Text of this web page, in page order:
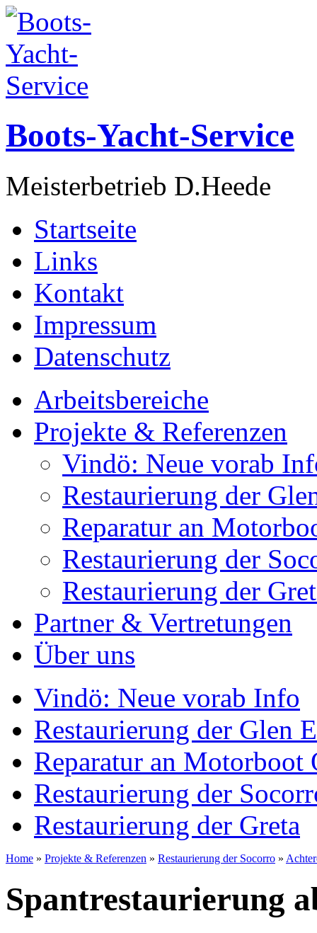
Boots-Yacht-Service
Meisterbetrieb D.Heede
Startseite
Links
Kontakt
Impressum
Datenschutz
Arbeitsbereiche
Projekte & Referenzen
Vindö: Neue vorab
Restaurierung der
Reparatur an
Restaurierung der
Restaurierung der
Partner & Vertretungen
Über uns
Vindö: Neue vorab Info
Restaurierung der Glen
Reparatur an Motorboot
Restaurierung der
Restaurierung der Greta
Home » Projekte & Referenzen » Restaurierung der Socorro »
Spantrestaurierung